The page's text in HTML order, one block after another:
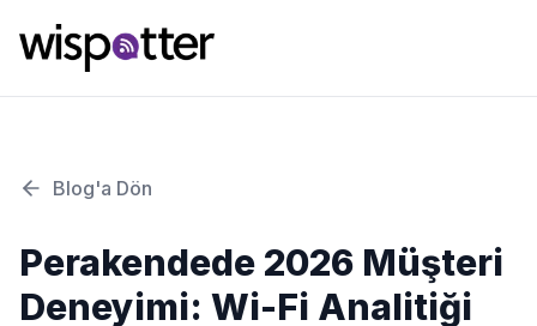
Blog'a Dön
Perakendede 2026 Müşteri
Deneyimi: Wi-Fi Analitiği